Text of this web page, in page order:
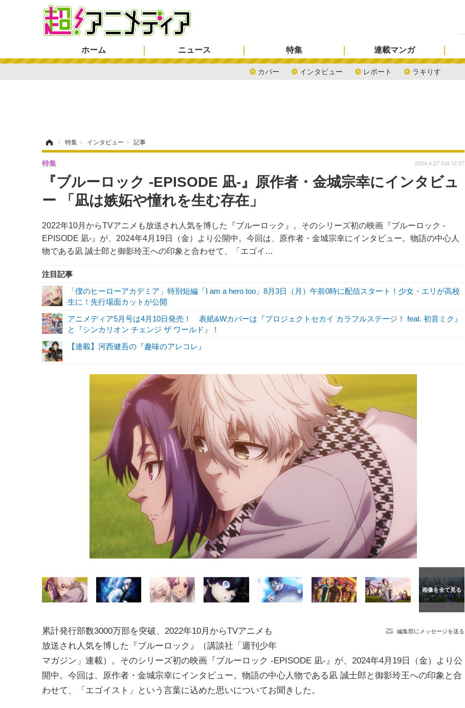
ホーム ニュース 特集
カバー インタビュー レポート ラキりす
連載マンガ
› 特集 › インタビュー › 記事
『ブルーロック -EPISODE 凪-』原作者・金城宗幸にインタビュ
ー 「凪は嫉妬や憧れを生む存在」
2022年10月からTVアニメも放送され人気を博した『ブルーロック』。そのシリーズ初の映画『ブルーロック -
EPISODE 凪-』が、2024年4月19日（金）より公開中。今回は、原作者・金城宗幸にインタビュー。物語の中心人
物である凪 誠士郎と御影玲王への印象と合わせて、「エゴイ…
特集 2024.4.27 Sat 12:37
注目記事
「僕のヒーローアカデミア」特別短編「I am a hero too」8月3日（月）午前0時に配信スタート！少女・エリが高校
生に！先行場面カットが公開
アニメディア5月号は4月10日発売！ 表紙&Wカバーは『プロジェクトセカイ カラフルステージ！ feat. 初音ミク』
と『シンカリオン チェンジ ザ ワールド』！
【連載】河西健吾の『趣味のアレコレ』
編集部にメッセージを送る
累計発行部数3000万部を突破、2022年10月からTVアニメも
放送され人気を博した『ブルーロック』（講談社「週刊少年
マガジン」連載）。そのシリーズ初の映画『ブルーロック -EPISODE 凪-』が、2024年4月19日（金）より公
開中。今回は、原作者・金城宗幸にインタビュー。物語の中心人物である凪 誠士郎と御影玲王への印象と合
わせて、「エゴイスト」という言葉に込めた思いについてお聞きした。